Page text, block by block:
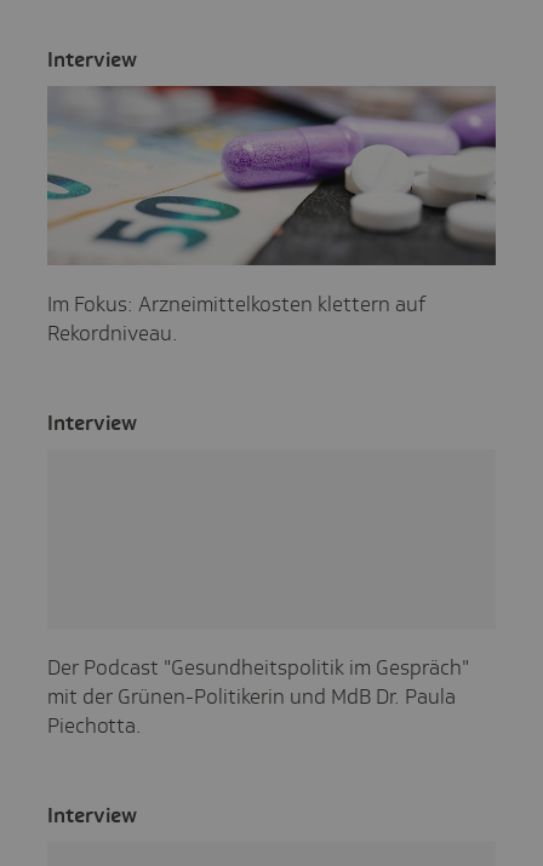
Inter­view
Im Fokus: Arzneimittelkosten klettern auf
Rekordniveau.
Inter­view
Der Podcast "Gesundheitspolitik im Gespräch"
mit der Grünen-Politikerin und MdB Dr. Paula
Piechotta.
Inter­view